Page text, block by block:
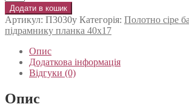
Додати в кошик
Артикул: П3030у Категорія: Полотно сіре
підрамнику планка 40х17
Опис
Додаткова інформація
Відгуки (0)
Опис